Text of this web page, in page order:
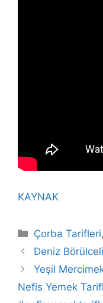
KAYNAK
Kategoriler
Çorba Tarifleri
Deniz
Yeşil
Nefis Yemek